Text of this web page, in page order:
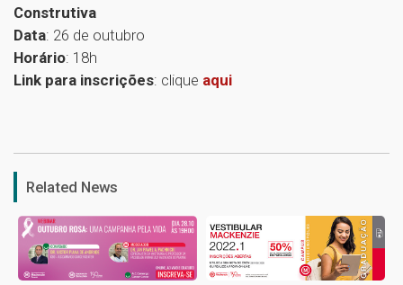
Construtiva
Data: 26 de outubro
Horário: 18h
Link para inscrições: clique aqui
Related News